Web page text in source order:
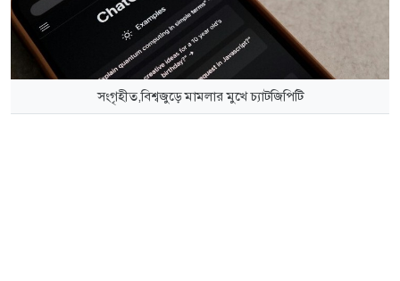
সংগৃহীত,বিশ্বজুড়ে মামলার মুখে চ্যাটজিপিটি